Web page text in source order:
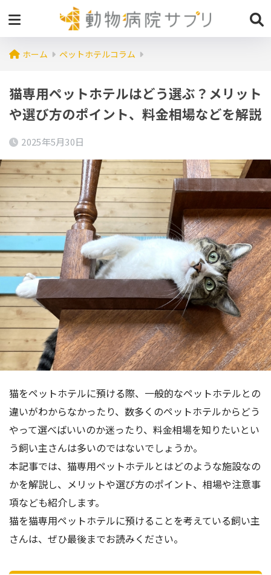
ホーム ペットホテルコラム
猫専用ペットホテルはどう選ぶ？メリット
や選び方のポイント、料金相場などを解説
2025年5月30日
猫をペットホテルに預ける際、一般的なペットホテルとの
違いがわからなかったり、数多くのペットホテルからどう
やって選べばいいのか迷ったり、料金相場を知りたいとい
う飼い主さんは多いのではないでしょうか。
本記事では、猫専用ペットホテルとはどのような施設なの
かを解説し、メリットや選び方のポイント、相場や注意事
項なども紹介します。
猫を猫専用ペットホテルに預けることを考えている飼い主
さんは、ぜひ最後までお読みください。